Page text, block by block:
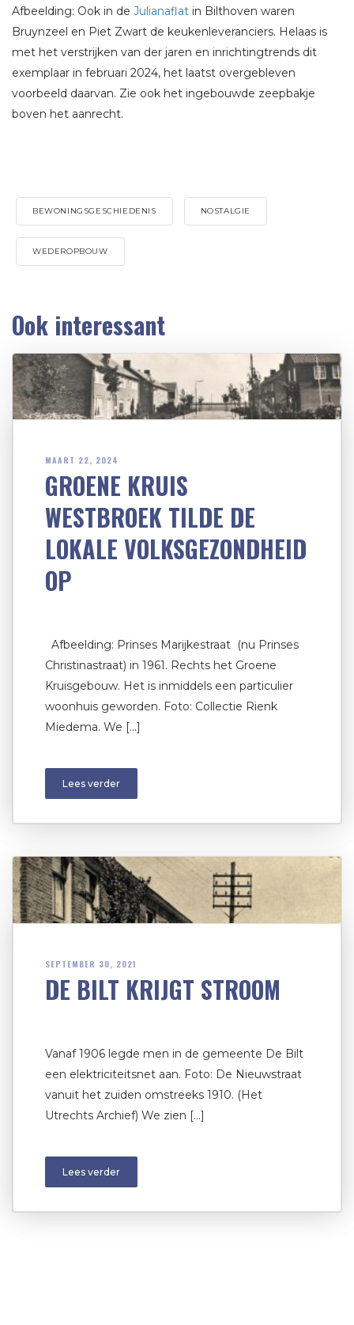
Afbeelding: Ook in de Julianaflat in Bilthoven waren
Bruynzeel en Piet Zwart de keukenleveranciers. Helaas is
met het verstrijken van der jaren en inrichtingtrends dit
exemplaar in februari 2024, het laatst overgebleven
voorbeeld daarvan. Zie ook het ingebouwde zeepbakje
boven het aanrecht.
BEWONINGSGESCHIEDENIS NOSTALGIE
WEDEROPBOUW
Ook interessant
MAART 22, 2024
GROENE KRUIS
WESTBROEK TILDE DE
LOKALE VOLKSGEZONDHEID
OP
Afbeelding: Prinses Marijkestraat (nu Prinses
Christinastraat) in 1961. Rechts het Groene
Kruisgebouw. Het is inmiddels een particulier
woonhuis geworden. Foto: Collectie Rienk
Miedema. We […]
Lees verder
SEPTEMBER 30, 2021
DE BILT KRIJGT STROOM
Vanaf 1906 legde men in de gemeente De Bilt
een elektriciteitsnet aan. Foto: De Nieuwstraat
vanuit het zuiden omstreeks 1910. (Het
Utrechts Archief) We zien […]
Lees verder